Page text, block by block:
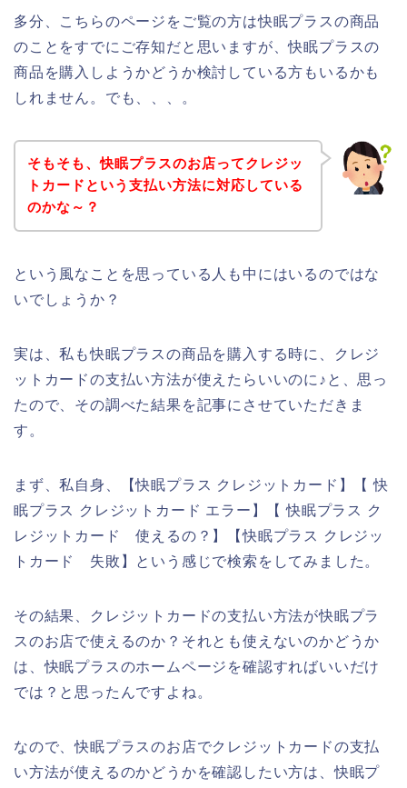
多分、こちらのページをご覧の方は快眠プラスの商品
のことをすでにご存知だと思いますが、快眠プラスの
商品を購入しようかどうか検討している方もいるかも
しれません。でも、、、。
そもそも、快眠プラスのお店ってクレジッ
トカードという支払い方法に対応している
のかな～？
という風なことを思っている人も中にはいるのではな
いでしょうか？
実は、私も快眠プラスの商品を購入する時に、クレジ
ットカードの支払い方法が使えたらいいのに♪と、思っ
たので、その調べた結果を記事にさせていただきま
す。
まず、私自身、【快眠プラス クレジットカード】【 快
眠プラス クレジットカード エラー】【 快眠プラス ク
レジットカード 使えるの？】【快眠プラス クレジッ
トカード 失敗】という感じで検索をしてみました。
その結果、クレジットカードの支払い方法が快眠プラ
スのお店で使えるのか？それとも使えないのかどうか
は、快眠プラスのホームページを確認すればいいだけ
では？と思ったんですよね。
なので、快眠プラスのお店でクレジットカードの支払
い方法が使えるのかどうかを確認したい方は、快眠プ